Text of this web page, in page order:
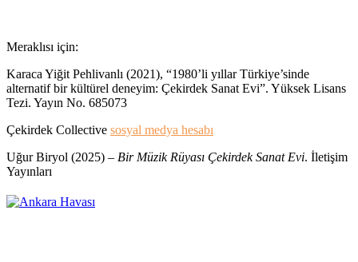
Meraklısı için:
Karaca Yiğit Pehlivanlı (2021), “1980’li yıllar Türkiye’sinde
alternatif bir kültürel deneyim: Çekirdek Sanat Evi”. Yüksek Lisans
Tezi. Yayın No. 685073
Çekirdek Collective sosyal medya hesabı
Uğur Biryol (2025) – Bir Müzik Rüyası Çekirdek Sanat Evi. İletişim
Yayınları